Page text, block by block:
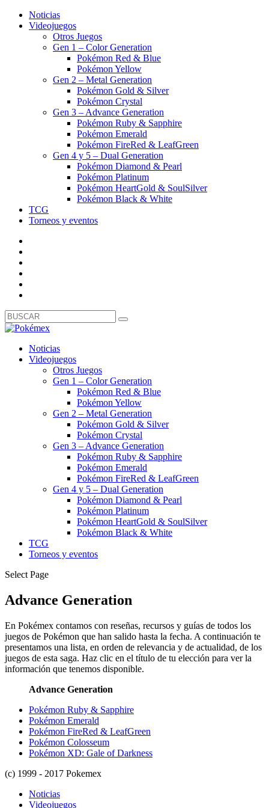
Noticias
Videojuegos
Otros Juegos
Gen 1 – Color Generation
Pokémon Red & Blue
Pokémon Yellow
Gen 2 – Metal Generation
Pokémon Gold & Silver
Pokémon Crystal
Gen 3 – Advance Generation
Pokémon Ruby & Sapphire
Pokémon Emerald
Pokémon FireRed & LeafGreen
Gen 4 y 5 – Dual Generation
Pokémon Diamond & Pearl
Pokémon Platinum
Pokémon HeartGold & SoulSilver
Pokémon Black & White
TCG
Torneos y eventos
Noticias
Videojuegos
Otros Juegos
Gen 1 – Color Generation
Pokémon Red & Blue
Pokémon Yellow
Gen 2 – Metal Generation
Pokémon Gold & Silver
Pokémon Crystal
Gen 3 – Advance Generation
Pokémon Ruby & Sapphire
Pokémon Emerald
Pokémon FireRed & LeafGreen
Gen 4 y 5 – Dual Generation
Pokémon Diamond & Pearl
Pokémon Platinum
Pokémon HeartGold & SoulSilver
Pokémon Black & White
TCG
Torneos y eventos
Select Page
Advance Generation
En Pokémex contamos con reseñas, recursos y guías de todos los
juegos de Pokémon que han salido hasta la fecha. A continuación te
presentamos una lista, en orden de relevancia y de actualidad, de los
juegos de esta saga. Haz clic en el título de tu elección para ver la
información que tenemos disponible.
Advance Generation
Pokémon Ruby & Sapphire
Pokémon Emerald
Pokémon FireRed & LeafGreen
Pokémon Colosseum
Pokémon XD: Gale of Darkness
(c) 1999 - 2017 Pokemex
Noticias
Videojuegos